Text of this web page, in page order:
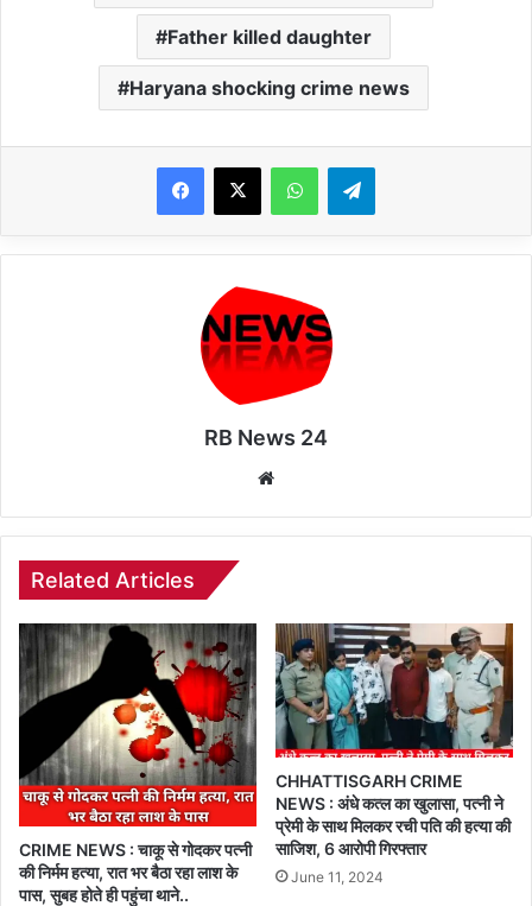
Father killed daughter
Haryana shocking crime news
WhatsAppTelegram
RB News 24
Related Articles
CRIME NEWS : चाकू से गोदकर पत्नी
की निर्मम हत्या, रात भर बैठा रहा लाश के
पास, सुबह होते ही पहुंचा थाने..
CHHATTISGARH CRIME
NEWS : अंधे कत्ल का खुलासा, पत्नी ने
प्रेमी के साथ मिलकर रची पति की हत्या की
साजिश, 6 आरोपी गिरफ्तार
June 11, 2024